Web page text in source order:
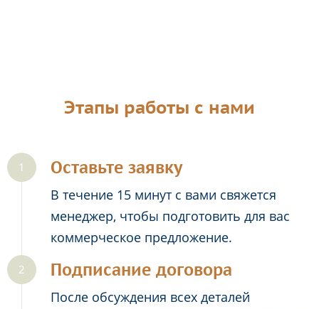
Этапы работы с нами
Оставьте заявку
В течение 15 минут с вами свяжется
менеджер, чтобы подготовить для вас
коммерческое предложение.
Подписание договора
После обсуждения всех деталей